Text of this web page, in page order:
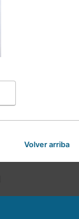
Volver arriba